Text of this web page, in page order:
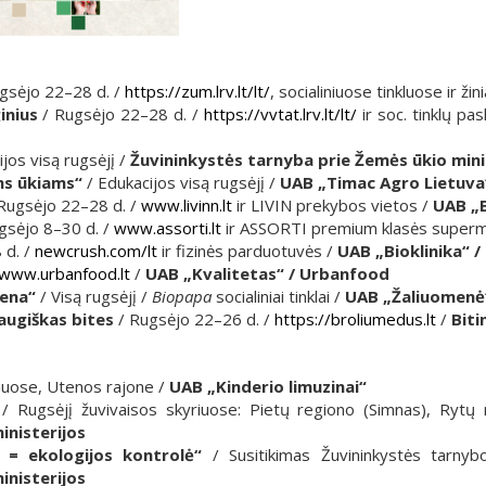
22–28 d. / https://zum.lrv.lt/lt/, socialiniuose tinkluose ir
/ Rugsėjo 22–28 d. / https://vvtat.lrv.lt/lt/ir soc. tinklų
visą rugsėjį / Žuvininkystės tarnyba prie Žemės ūkio
ūkiams“ / Edukacijos visą rugsėjį / UAB „Timac Agro
22–28 d. / www.livinn.lt ir LIVIN prekybos vietos / UAB
8–30 d. / www.assorti.lt ir ASSORTI premium klasės
d. / newcrush.com/lt ir fizinės parduotuvės / UAB „Bioklinika“ /
/ UAB „Kvalitetas“ / Urbanfood
/ Visą rugsėjį / Biopapa socialiniai tinklai / UAB
bites / Rugsėjo 22–26 d. / https://broliumedus.lt /
Utenos rajone / UAB „Kinderio limuzinai“
žuvivaisos skyriuose: Pietų regiono (Simnas),
ekologijos kontrolė“ / Susitikimas Žuvininkystės